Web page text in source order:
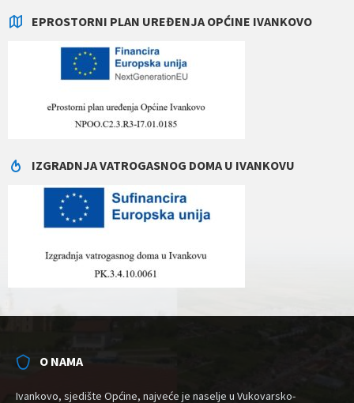
EPROSTORNI PLAN UREĐENJA OPĆINE IVANKOVO
IZGRADNJA VATROGASNOG DOMA U IVANKOVU
O NAMA
Ivankovo, sjedište Općine, najveće je naselje u Vukovarsko-